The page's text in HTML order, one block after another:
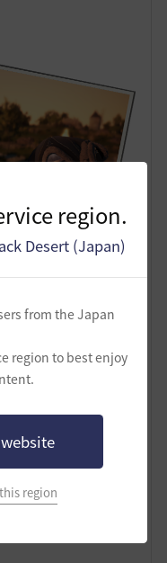
region.
Desert (Japan)
from the Japan
region to best enjoy
region